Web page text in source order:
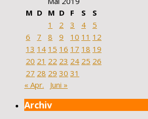
M D M D F S
S
1
2 3 4
5
6
7 8 9 10 11 12
13 14 15 16 17 18 19
20 21 22 23 24 25 26
27 28 29 30 31
« Apr.
Juni »
Archiv